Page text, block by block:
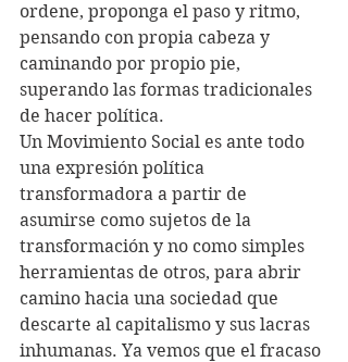
ordene, proponga el paso y ritmo,
pensando con propia cabeza y
caminando por propio pie,
superando las formas tradicionales
de hacer política.
Un Movimiento Social es ante todo
una expresión política
transformadora a partir de
asumirse como sujetos de la
transformación y no como simples
herramientas de otros, para abrir
camino hacia una sociedad que
descarte al capitalismo y sus lacras
inhumanas. Ya vemos que el fracaso